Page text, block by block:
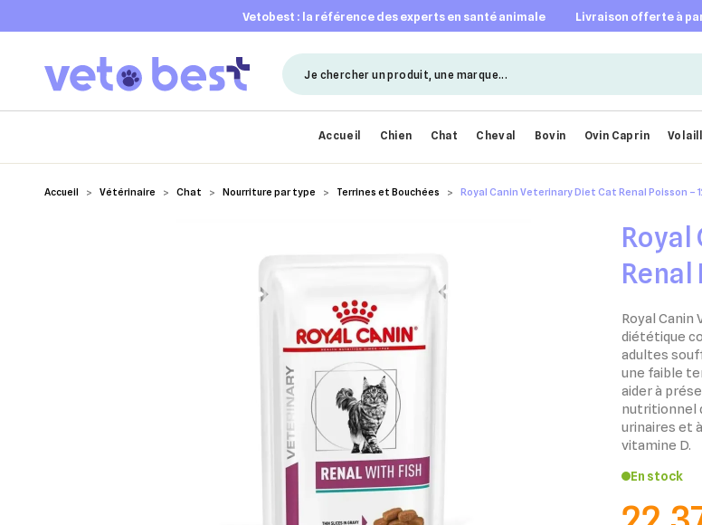
vetobest : la référence des experts en santé animale livraison offerte à
Accueil Chien Chat Cheval Bovin Ovin Caprin
Accueil Vétérinaire Chat Nourriture par type Terrines et Bouchées Royal Canin Veterinary Diet Cat Renal Poisson –
Renal
Royal
diététique
adultes
une faible
aider à
nutritionnel
urinaires et
vitamine D.
En stock